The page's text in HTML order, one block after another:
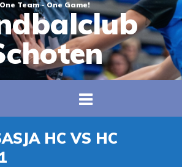
One Team - One Game!
HC VS HC